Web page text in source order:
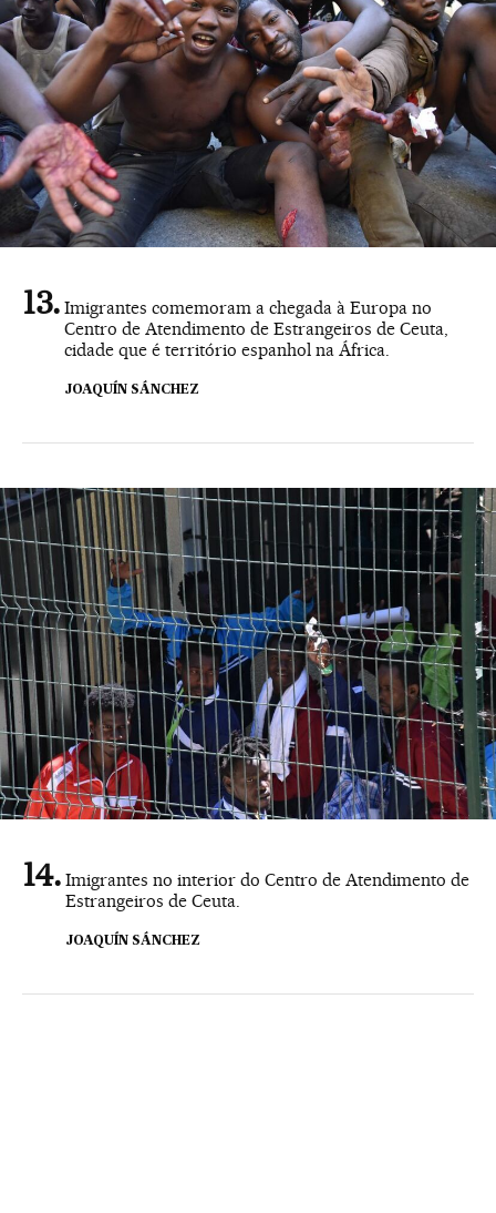
Imigrantes comemoram a chegada à Europa no
Centro de Atendimento de Estrangeiros de Ceuta,
cidade que é território espanhol na África.
JOAQUÍN SÁNCHEZ
Imigrantes no interior do Centro de Atendimento de
Estrangeiros de Ceuta.
JOAQUÍN SÁNCHEZ